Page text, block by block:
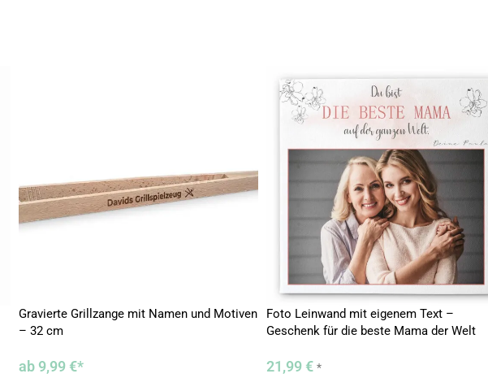
Gravierte Grillzange mit Namen und Motiven
– 32 cm
ab 9,99 €*
Foto Leinwand mit eigenem Text –
Geschenk für die beste Mama der Welt
21,99 € *